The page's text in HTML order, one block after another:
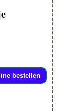
bestellen